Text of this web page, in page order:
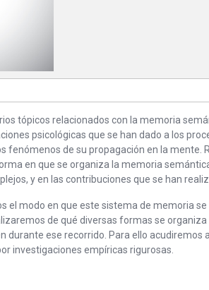
tópicos relacionados con la memoria
psicológicas que se han dado a los
fenómenos de su propagación en la mente.
en que se organiza la memoria
y en las contribuciones que se han
el modo en que este sistema de memoria
de qué diversas formas se
durante ese recorrido. Para ello acudiremos
investigaciones empíricas rigurosas.